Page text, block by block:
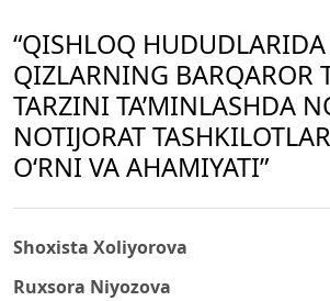
“QISHLOQ
QIZLARNING BARQAROR
TARZINI TA’MINLASHDA
NOTIJORAT
O‘RNI VA AHAMIYATI”
Shoxista Xoliyorova
Ruxsora Niyozova